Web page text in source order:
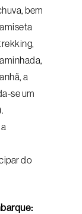
bem
a
se um
do